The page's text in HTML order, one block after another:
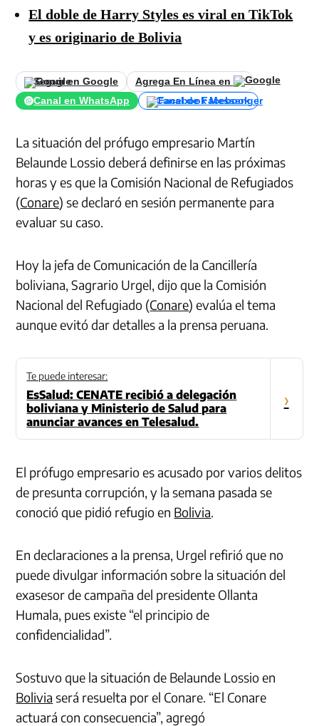
El doble de Harry Styles es viral en TikTok
y es originario de Bolivia
Seguir en Google
Agrega En Línea en
Canal en WhatsApp
Canal de Facebook
La situación del prófugo empresario Martín
Belaunde Lossio deberá definirse en las próximas
horas y es que la Comisión Nacional de Refugiados
(Conare) se declaró en sesión permanente para
evaluar su caso.
Hoy la jefa de Comunicación de la Cancillería
boliviana, Sagrario Urgel, dijo que la Comisión
Nacional del Refugiado (Conare) evalúa el tema
aunque evitó dar detalles a la prensa peruana.
Te puede interesar:
EsSalud: CENATE recibió a delegación
boliviana y Ministerio de Salud para
anunciar avances en Telesalud.
›
El prófugo empresario es acusado por varios delitos
de presunta corrupción, y la semana pasada se
conoció que pidió refugio en Bolivia.
En declaraciones a la prensa, Urgel refirió que no
puede divulgar información sobre la situación del
exasesor de campaña del presidente Ollanta
Humala, pues existe “el principio de
confidencialidad”.
Sostuvo que la situación de Belaunde Lossio en
Bolivia será resuelta por el Conare. “El Conare
actuará con consecuencia”, agregó